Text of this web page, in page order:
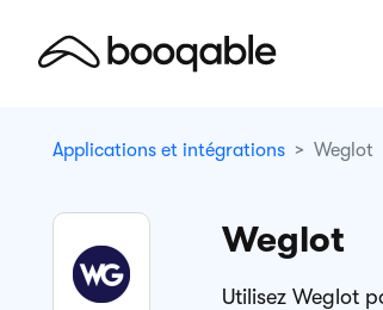
Applications et intégrations Weglot
Weglot
Utilisez Weglot